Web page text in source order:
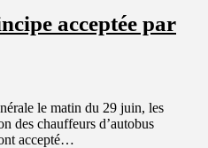
acceptée par
le matin du 29 juin, les
des chauffeurs d’autobus
accepté…